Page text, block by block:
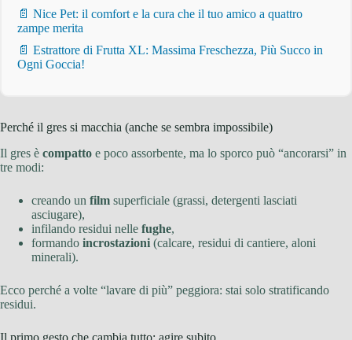
📄 Nice Pet: il comfort e la cura che il tuo amico a quattro
zampe merita
📄 Estrattore di Frutta XL: Massima Freschezza, Più Succo in
Ogni Goccia!
Perché il gres si macchia (anche se sembra impossibile)
Il gres è compatto e poco assorbente, ma lo sporco può “ancorarsi” in
tre modi:
creando un film superficiale (grassi, detergenti lasciati
asciugare),
infilando residui nelle fughe,
formando incrostazioni (calcare, residui di cantiere, aloni
minerali).
Ecco perché a volte “lavare di più” peggiora: stai solo stratificando
residui.
Il primo gesto che cambia tutto: agire subito